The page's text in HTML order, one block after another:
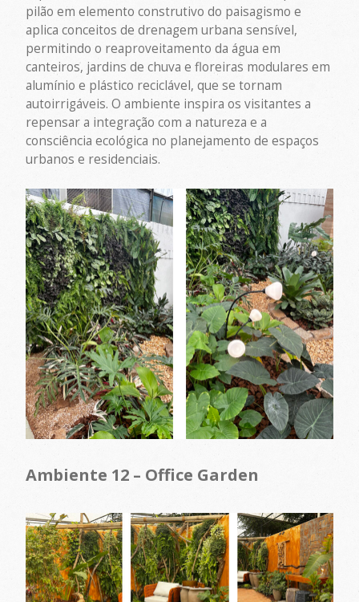
pilão em elemento construtivo do paisagismo e
aplica conceitos de drenagem urbana sensível,
permitindo o reaproveitamento da água em
canteiros, jardins de chuva e floreiras modulares em
alumínio e plástico reciclável, que se tornam
autoirrigáveis. O ambiente inspira os visitantes a
repensar a integração com a natureza e a
consciência ecológica no planejamento de espaços
urbanos e residenciais.
Ambiente 12 – Office Garden